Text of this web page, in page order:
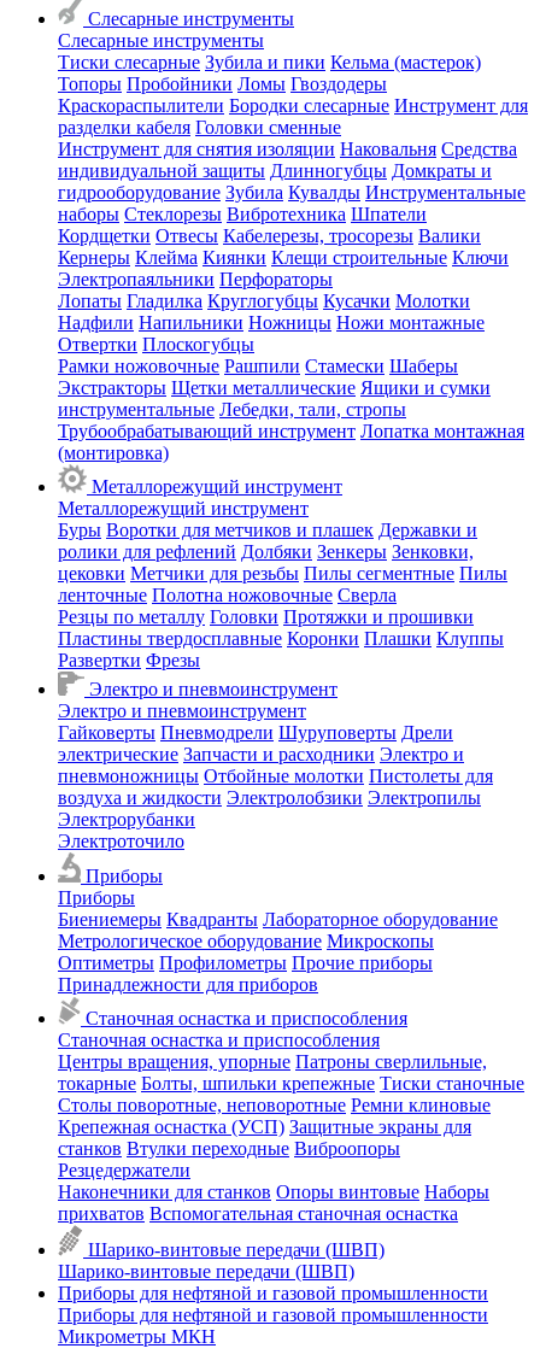
Слесарные инструменты
Слесарные инструменты
Тиски слесарные Зубила и пики Кельма (мастерок)
Топоры Пробойники Ломы Гвоздодеры
Краскораспылители Бородки слесарные Инструмент для
разделки кабеля Головки сменные
Инструмент для снятия изоляции Наковальня Средства
индивидуальной защиты Длинногубцы Домкраты и
гидрооборудование Зубила Кувалды Инструментальные
наборы Стеклорезы Вибротехника Шпатели
Кордщетки Отвесы Кабелерезы, тросорезы Валики
Кернеры Клейма Киянки Клещи строительные Ключи
Электропаяльники Перфораторы
Лопаты Гладилка Круглогубцы Кусачки Молотки
Надфили Напильники Ножницы Ножи монтажные
Отвертки Плоскогубцы
Рамки ножовочные Рашпили Стамески Шаберы
Экстракторы Щетки металлические Ящики и сумки
инструментальные Лебедки, тали, стропы
Трубообрабатывающий инструмент Лопатка монтажная
(монтировка)
Металлорежущий инструмент
Металлорежущий инструмент
Буры Воротки для метчиков и плашек Державки и
ролики для рефлений Долбяки Зенкеры Зенковки,
цековки Метчики для резьбы Пилы сегментные Пилы
ленточные Полотна ножовочные Сверла
Резцы по металлу Головки Протяжки и прошивки
Пластины твердосплавные Коронки Плашки Клуппы
Развертки Фрезы
Электро и пневмоинструмент
Электро и пневмоинструмент
Гайковерты Пневмодрели Шуруповерты Дрели
электрические Запчасти и расходники Электро и
пневмоножницы Отбойные молотки Пистолеты для
воздуха и жидкости Электролобзики Электропилы
Электрорубанки
Электроточило
Приборы
Приборы
Биениемеры Квадранты Лабораторное оборудование
Метрологическое оборудование Микроскопы
Оптиметры Профилометры Прочие приборы
Принадлежности для приборов
Станочная оснастка и приспособления
Станочная оснастка и приспособления
Центры вращения, упорные Патроны сверлильные,
токарные Болты, шпильки крепежные Тиски станочные
Столы поворотные, неповоротные Ремни клиновые
Крепежная оснастка (УСП) Защитные экраны для
станков Втулки переходные Виброопоры
Резцедержатели
Наконечники для станков Опоры винтовые Наборы
прихватов Вспомогательная станочная оснастка
Шарико-винтовые передачи (ШВП)
Шарико-винтовые передачи (ШВП)
Приборы для нефтяной и газовой промышленности
Приборы для нефтяной и газовой промышленности
Микрометры МКН